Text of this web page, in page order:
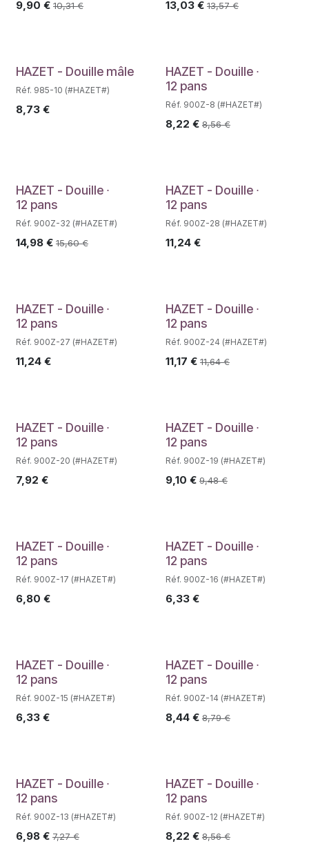
9,90 € 10,31€ 13,03€ 13,57€
Déstockage
HAZET - Douille mâle
Réf. 985-10 (#HAZET#)
8,73 €
HAZET - Douille ∙
12 pans
Réf. 900Z-8 (#HAZET#)
8,22 € 8,56€
HAZET - Douille ∙
12 pans
Réf. 900Z-32 (#HAZET#)
14,98 € 15,60€
Déstockage
HAZET - Douille ∙
12 pans
Réf. 900Z-28 (#HAZET#)
11,24€
Déstockage
HAZET - Douille ∙
12 pans
Réf. 900Z-27 (#HAZET#)
11,24 €
HAZET - Douille ∙
12 pans
Réf. 900Z-24 (#HAZET#)
11,17 € 11,64€
Déstockage
HAZET - Douille ∙
12 pans
Réf. 900Z-20 (#HAZET#)
7,92 €
HAZET - Douille ∙
12 pans
Réf. 900Z-19 (#HAZET#)
9,10 € 9,48€
Déstockage
HAZET - Douille ∙
12 pans
Réf. 900Z-17 (#HAZET#)
6,80 €
Déstockage
HAZET - Douille ∙
12 pans
Réf. 900Z-16 (#HAZET#)
6,33€
Déstockage
HAZET - Douille ∙
12 pans
Réf. 900Z-15 (#HAZET#)
6,33 €
HAZET - Douille ∙
12 pans
Réf. 900Z-14 (#HAZET#)
8,44€ 8,79€
HAZET - Douille ∙
12 pans
Réf. 900Z-13 (#HAZET#)
6,98 € 7,27€
HAZET - Douille ∙
12 pans
Réf. 900Z-12 (#HAZET#)
8,22 € 8,56€